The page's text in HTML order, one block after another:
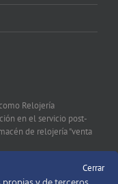
Relojería
en el servicio post-
de relojería "venta
Cerrar